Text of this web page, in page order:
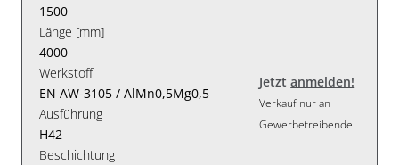
1500
Länge [mm]
4000
Werkstoff
EN AW-3105 / AlMn0,5Mg0,5
Ausführung
H42
Beschichtung
Jetztanmelden!
Verkauf nur an
Gewerbetreibende